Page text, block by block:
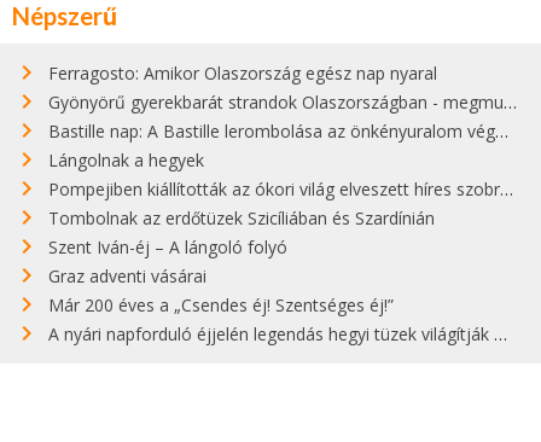
Népszerű
Ferragosto: Amikor Olaszország egész nap nyaral
Gyönyörű gyerekbarát strandok Olaszországban - megmutatjuk a 15 legjobbat
Bastille nap: A Bastille lerombolása az önkényuralom végét jelentette
Lángolnak a hegyek
Pompejiben kiállították az ókori világ elveszett híres szobrának másolatát
Tombolnak az erdőtüzek Szicíliában és Szardínián
Szent Iván-éj – A lángoló folyó
Graz adventi vásárai
Már 200 éves a „Csendes éj! Szentséges éj!”
A nyári napforduló éjjelén legendás hegyi tüzek világítják meg Zugspitzét